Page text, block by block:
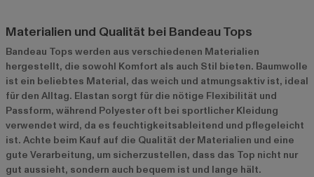
Materialien und Qualität bei Bandeau Tops
Bandeau Tops werden aus verschiedenen Materialien
hergestellt, die sowohl Komfort als auch Stil bieten. Baumwolle
ist ein beliebtes Material, das weich und atmungsaktiv ist, ideal
für den Alltag. Elastan sorgt für die nötige Flexibilität und
Passform, während Polyester oft bei sportlicher Kleidung
verwendet wird, da es feuchtigkeitsableitend und pflegeleicht
ist. Achte beim Kauf auf die Qualität der Materialien und eine
gute Verarbeitung, um sicherzustellen, dass das Top nicht nur
gut aussieht, sondern auch bequem ist und lange hält.